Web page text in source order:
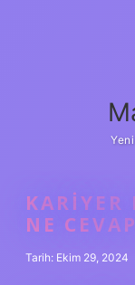
KARIYER
NE
Tarih: Ekim 29, 2024